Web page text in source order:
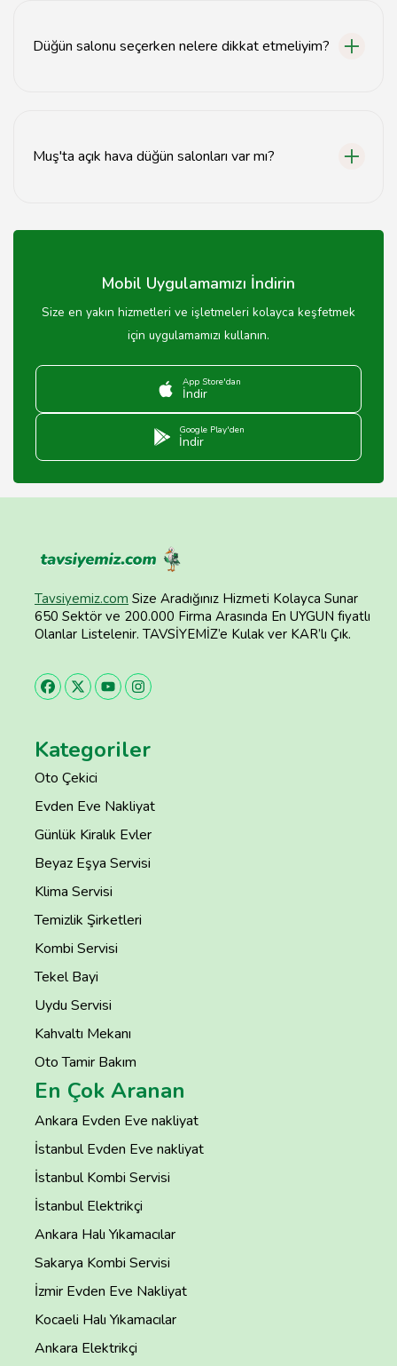
Düğün salonu seçerken nelere dikkat etmeliyim?
Muş'ta açık hava düğün salonları var mı?
özellikle yaz aylarında tercih edilmektedir.
Mobil Uygulamamızı İndirin
Size en yakın hizmetleri ve işletmeleri kolayca keşfetmek
için uygulamamızı kullanın.
App Store'dan
İndir
Google Play'den
İndir
Tavsiyemiz.com Size Aradığınız Hizmeti Kolayca Sunar
650 Sektör ve 200.000 Firma Arasında En UYGUN fiyatlı
Olanlar Listelenir. TAVSİYEMİZ’e Kulak ver KAR’lı Çık.
Kategoriler
Oto Çekici
Evden Eve Nakliyat
Günlük Kiralık Evler
Beyaz Eşya Servisi
Klima Servisi
Temizlik Şirketleri
Kombi Servisi
Tekel Bayi
Uydu Servisi
Kahvaltı Mekanı
Oto Tamir Bakım
En Çok Aranan
Ankara Evden Eve nakliyat
İstanbul Evden Eve nakliyat
İstanbul Kombi Servisi
İstanbul Elektrikçi
Ankara Halı Yıkamacılar
Sakarya Kombi Servisi
İzmir Evden Eve Nakliyat
Kocaeli Halı Yıkamacılar
Ankara Elektrikçi